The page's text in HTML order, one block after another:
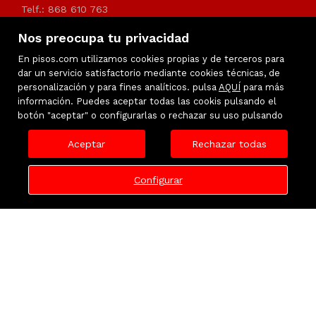
Nos preocupa tu privacidad
En pisos.com utilizamos cookies propias y de terceros para
dar un servicio satisfactorio mediante cookies técnicas, de
personalización y para fines analíticos. pulsa AQUÍ para más
información. Puedes aceptar todas las cookis pulsando el
botón "aceptar" o configurarlas o rechazar su uso pulsando
Aceptar Rechazar todas
Configurar
Telf.: 868 610 763
info@urbanemurcia.es